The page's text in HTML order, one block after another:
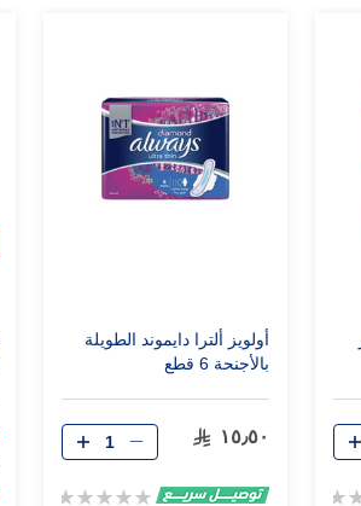
أولويز ألترا دايموند الطويلة
بالأجنحة 6 قطع
١٥٫٥٠
Rating: